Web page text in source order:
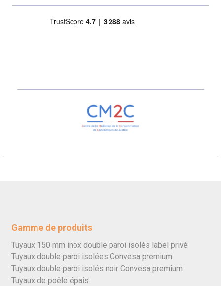
Gamme de produits
Tuyaux 150 mm inox double paroi isolés label privé
Tuyaux double paroi isolées Convesa premium
Tuyaux double paroi isolés noir Convesa premium
Tuyaux de poêle épais